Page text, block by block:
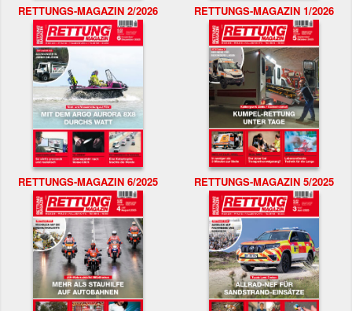
RETTUNGS-MAGAZIN 2/2026 RETTUNGS-MAGAZIN 1/2026
RETTUNGS-MAGAZIN 6/2025 RETTUNGS-MAGAZIN 5/2025